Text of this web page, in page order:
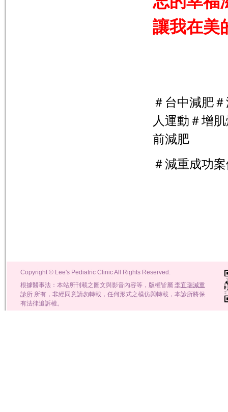
讓我在美
＃台中減肥
人運動＃增
前減肥
＃減重成功
Copyright © Lee's Pediatric Clinic All Rights Reserved.
根據醫事法：本站所刊載之圖文與影音內容等，版權皆屬 李宜瑞減重
診所所有，非經同意請勿轉載，任何形式之模仿與轉載，本診所將保
有法律追訴權。